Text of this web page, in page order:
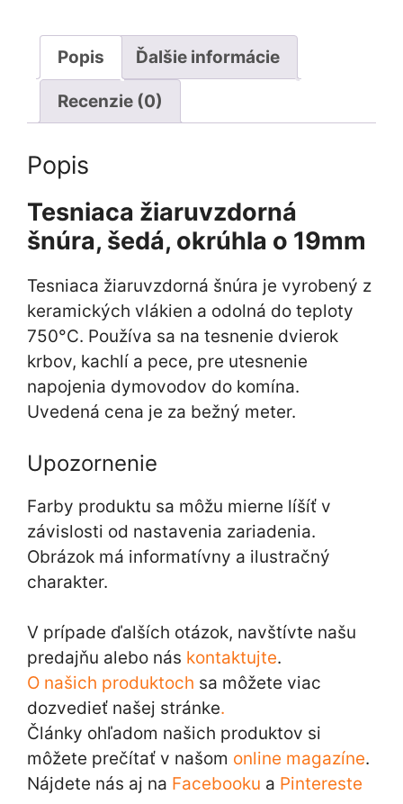
19mm/bm
Popis Ďalšie informácie
Recenzie (0)
Popis
Tesniaca žiaruvzdorná
šnúra, šedá, okrúhla o 19mm
Tesniaca žiaruvzdorná šnúra je vyrobený z
keramických vlákien a odolná do teploty
750°C. Používa sa na tesnenie dvierok
krbov, kachlí a pece, pre utesnenie
napojenia dymovodov do komína.
Uvedená cena je za bežný meter.
Upozornenie
Farby produktu sa môžu mierne líšíť v
závislosti od nastavenia zariadenia.
Obrázok má informatívny a ilustračný
charakter.
V prípade ďalších otázok, navštívte našu
predajňu alebo nás kontaktujte.
O našich produktoch sa môžete viac
dozvedieť našej stránke.
Články ohľadom našich produktov si
môžete prečítať v našom online magazíne.
Nájdete nás aj na Facebooku a Pintereste